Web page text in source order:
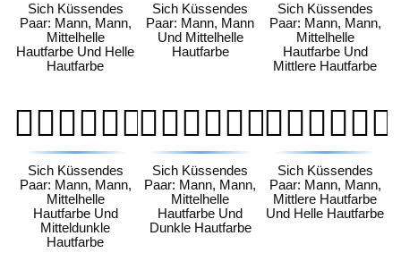
Sich Küssendes
Paar: Mann, Mann,
Mittelhelle
Hautfarbe Und Helle
Hautfarbe
Sich Küssendes
Paar: Mann, Mann
Und Mittelhelle
Hautfarbe
Sich Küssendes
Paar: Mann, Mann,
Mittelhelle
Hautfarbe Und
Mittlere Hautfarbe
👨🏼‍❤️‍💋‍👨🏾
Sich Küssendes
Paar: Mann, Mann,
Mittelhelle
Hautfarbe Und
Mitteldunkle
Hautfarbe
👨🏼‍❤️‍💋‍👨🏿
Sich Küssendes
Paar: Mann, Mann,
Mittelhelle
Hautfarbe Und
Dunkle Hautfarbe
👨🏽‍❤️‍💋‍👨🏻
Sich Küssendes
Paar: Mann, Mann,
Mittlere Hautfarbe
Und Helle Hautfarbe